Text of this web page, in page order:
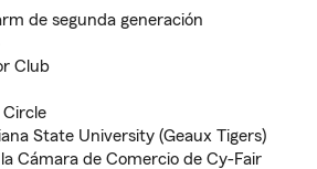
de segunda generación
Club
Circle
State University (Geaux Tigers)
Cámara de Comercio de Cy-Fair